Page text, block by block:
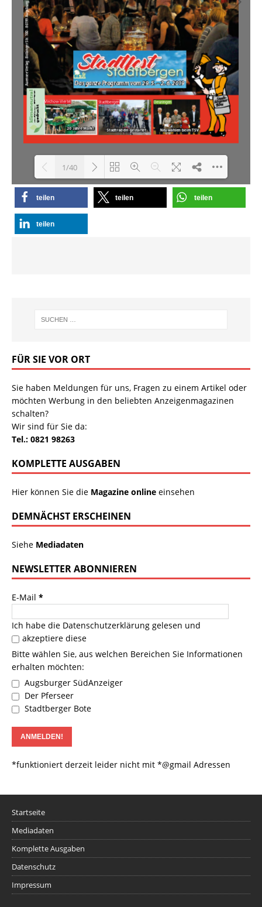
Loading PDF 23% ...
1/40
teilen teilen teilen
teilen
FÜR SIE VOR ORT
Sie haben Meldungen für uns, Fragen zu einem Artikel oder
möchten Werbung in den beliebten Anzeigenmagazinen
schalten?
Wir sind für Sie da:
Tel.: 0821 98263
KOMPLETTE AUSGABEN
Hier können Sie die Magazine online einsehen
DEMNÄCHST ERSCHEINEN
Siehe Mediadaten
NEWSLETTER ABONNIEREN
E-Mail *
Ich habe die Datenschutzerklärung gelesen und
akzeptiere diese
Bitte wählen Sie, aus welchen Bereichen Sie Informationen
erhalten möchten:
Augsburger SüdAnzeiger
Der Pferseer
Stadtberger Bote
*funktioniert derzeit leider nicht mit *@gmail Adressen
Startseite
Mediadaten
Komplette Ausgaben
Datenschutz
Impressum